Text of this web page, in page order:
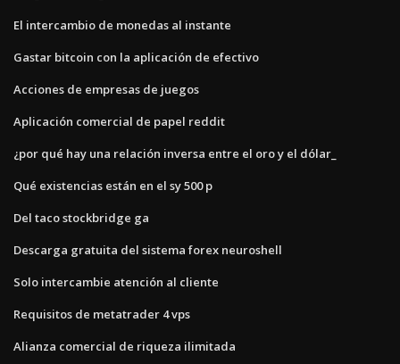
El intercambio de monedas al instante
Gastar bitcoin con la aplicación de efectivo
Acciones de empresas de juegos
Aplicación comercial de papel reddit
¿por qué hay una relación inversa entre el oro y el dólar_
Qué existencias están en el sy 500 p
Del taco stockbridge ga
Descarga gratuita del sistema forex neuroshell
Solo intercambie atención al cliente
Requisitos de metatrader 4 vps
Alianza comercial de riqueza ilimitada